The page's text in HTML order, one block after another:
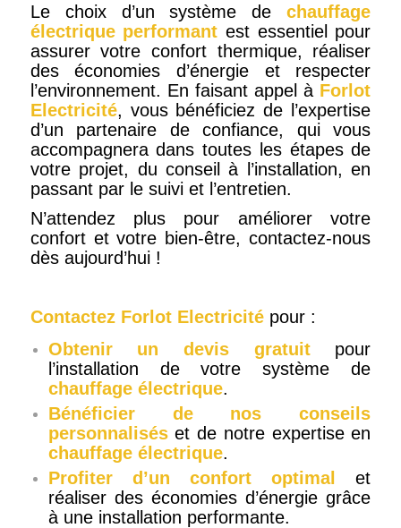
Le choix d’un système dechauffage
électrique performant est essentiel pour
assurer votre confort thermique, réaliser
des économies d’énergie et respecter
l’environnement. En faisant appel à Forlot
Electricité, vous bénéficiez de l’expertise
d’un partenaire de confiance, qui vous
accompagnera dans toutes les étapes de
votre projet, du conseil à l’installation, en
passant par le suivi et l’entretien.
N’attendez plus pour améliorer votre
confort et votre bien-être, contactez-nous
dès aujourd’hui !
Contactez Forlot Electricitépour :
Obtenir un devis gratuitpour
l’installation de votre système de
chauffage électrique.
Bénéficier de nos conseils
personnaliséset de notre expertise en
chauffage électrique.
Profiter d’un confort optimal
et
réaliser des économies d’énergie grâce
à une installation performante.